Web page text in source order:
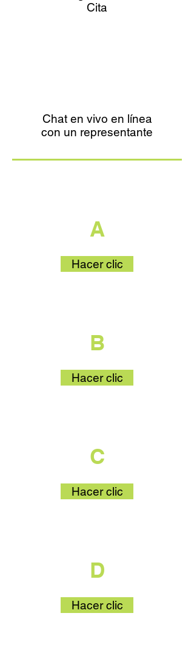
Cita
Chat en vivo en línea
con un representante
A
Hacer clic
B
Hacer clic
C
Hacer clic
D
Hacer clic